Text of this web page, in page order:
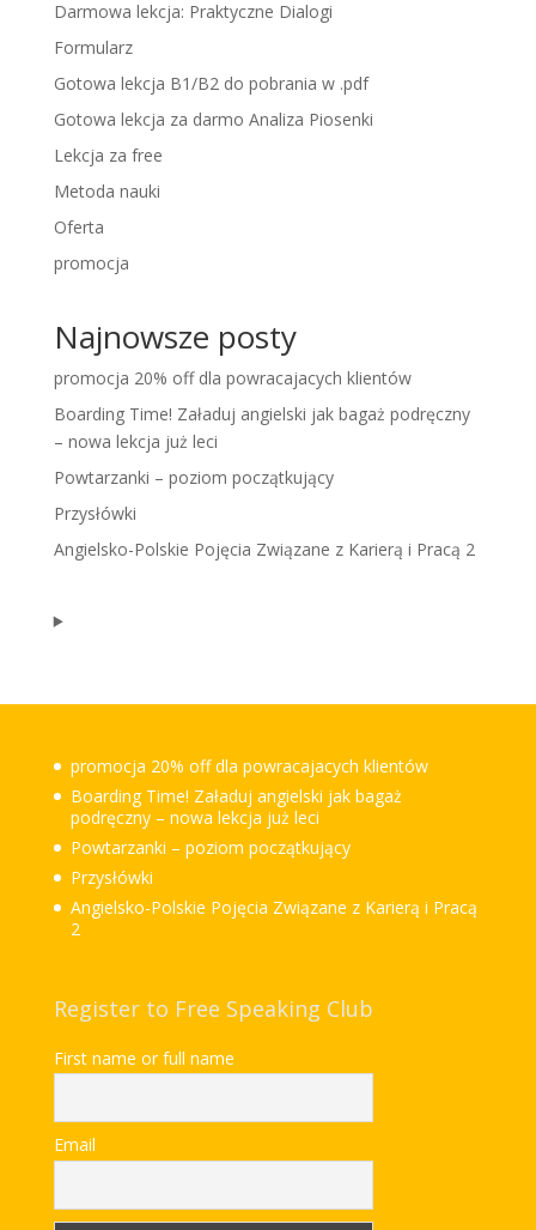
Darmowa lekcja: Praktyczne Dialogi
Formularz
Gotowa lekcja B1/B2 do pobrania w .pdf
Gotowa lekcja za darmo Analiza Piosenki
Lekcja za free
Metoda nauki
Oferta
promocja
Najnowsze posty
promocja 20% off dla powracajacych klientów
Boarding Time! Załaduj angielski jak bagaż podręczny
– nowa lekcja już leci
Powtarzanki – poziom początkujący
Przysłówki
Angielsko-Polskie Pojęcia Związane z Karierą i Pracą 2
promocja 20% off dla powracajacych klientów
Boarding Time! Załaduj angielski jak bagaż
podręczny – nowa lekcja już leci
Powtarzanki – poziom początkujący
Przysłówki
Angielsko-Polskie Pojęcia Związane z Karierą i Pracą
2
Register to Free Speaking Club
First name or full name
Email